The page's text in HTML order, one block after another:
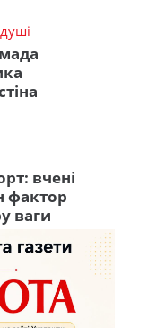
вчені
фактор
ваги